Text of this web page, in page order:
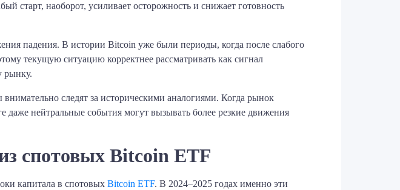
старт, наоборот, усиливает осторожность и снижает готовность
падения. В истории Bitcoin уже были периоды, когда после слабого
текущую ситуацию корректнее рассматривать как сигнал
рынку.
следят за историческими аналогиями. Когда рынок
даже нейтральные события могут вызывать более резкие движения
спотовых Bitcoin ETF
капитала в спотовых Bitcoin ETF. В 2024–2025 годах именно эти